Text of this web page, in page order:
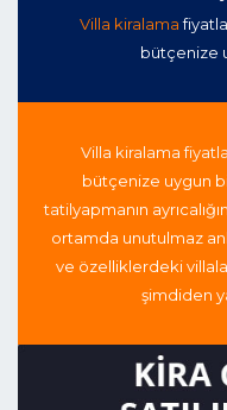
Villa kiralama
bütçenize
Villa kiralama
bütçenize uygun
tatilyapmanın
ortamda unutulmaz
ve özelliklerdeki
şimdiden